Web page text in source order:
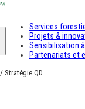
DE
Services
Projets &
Sensibilisation
Partenariats et
/ Stratégie QD